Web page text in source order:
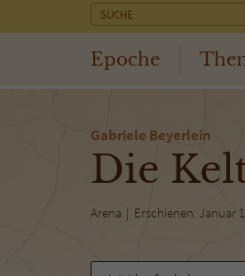
Epoche
Gabriele Beyerlein
Die
Arena Erschienen: Januar